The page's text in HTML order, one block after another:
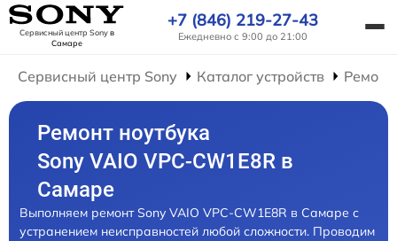
Сервисный центр Sonyв
Самаре
+7 (846) 219-27-43
Ежедневно с 9:00 до 21:00
Сервисный центр Sony Каталог устройств
Ремонт ноутбука
Sony VAIO VPC-CW1E8R в
Самаре
Выполняем ремонт Sony VAIO VPC-CW1E8R в Самаре с
устранением неисправностей любой сложности. Проводим